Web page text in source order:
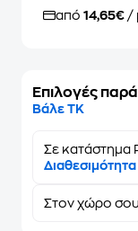
από 14,65€ /
Επιλογές
Βάλε ΤΚ
Σε κατάστημα
Στον χώρο σου